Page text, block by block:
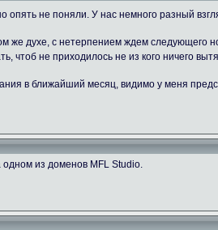
опять не поняли. У нас немного разный
духе, с нетерпением ждем следующего
чтоб не приходилось не из кого ничего
в ближайший месяц, видимо у меня
из доменов MFL Studio.